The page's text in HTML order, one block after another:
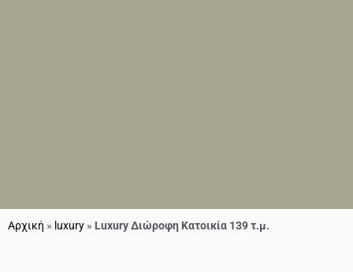
Αρχική » luxury » Luxury Διώροφη Κατοικία 139 τ.μ.